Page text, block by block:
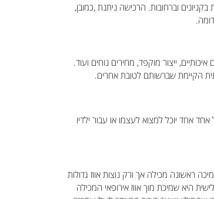
וברחובות. הרכישה ניתנת ,כמובן,
ייצור מוקפד, מחירים נוחים ועוד.
הקיימת שברשותם לטובת אחרים.
אחד יוכל למצוא לעצמו או עבור ילדיו
ראשונה מכילה אך ורק נוצות אווז גדולות
שהן נוצות עדינות במיוחד ללא שדרה. השלישית היא שמיכת מוך אווז אירופאי המכילה